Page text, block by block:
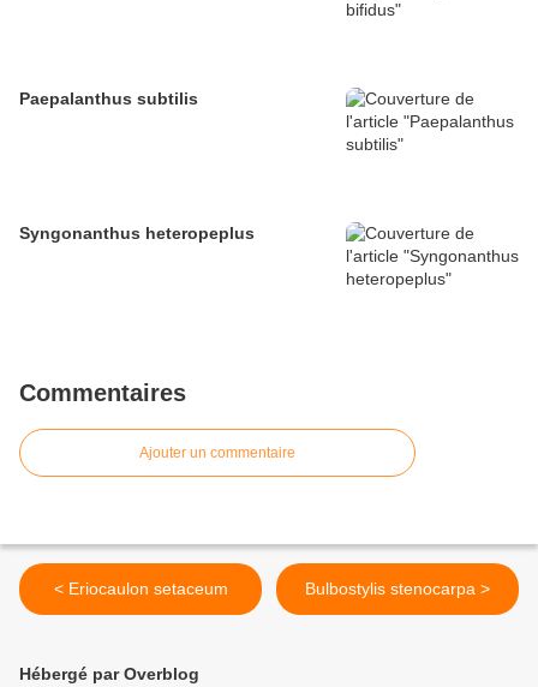
Paepalanthus subtilis
Syngonanthus heteropeplus
Commentaires
Ajouter un commentaire
< Eriocaulon setaceum Bulbostylis stenocarpa >
Hébergé par Overblog